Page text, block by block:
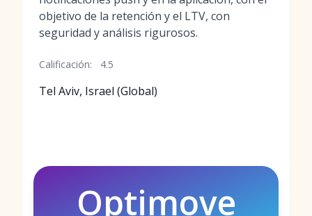
objetivo de la retención y el LTV, con
seguridad y análisis rigurosos.
Calificación: 4.5
Tel Aviv, Israel (Global)
Optimove